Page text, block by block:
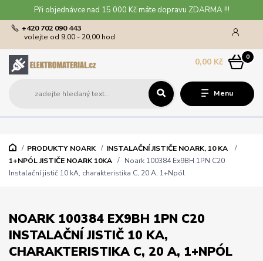
Při objednávce nad 15 000 Kč máte dopravu ZDARMA !!!
Menu
+420 702 090 443
volejte od 9,00 - 20,00 hod
0
0,00 Kč
PRODUKTY NOARK
INSTALAČNÍ JISTIČE NOARK, 10 KA
1+NPÓL JISTIČE NOARK 10KA
Noark 100384 Ex9BH 1PN C20
Instalační jistič 10 kA, charakteristika C, 20 A, 1+Npól
NOARK 100384 EX9BH 1PN C20
INSTALAČNÍ JISTIČ 10 KA,
CHARAKTERISTIKA C, 20 A, 1+NPÓL